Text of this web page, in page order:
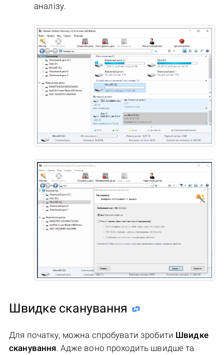
аналізу.
Швидке сканування
Для початку, можна спробувати зробити Швидке
сканування. Адже воно проходить швидше та